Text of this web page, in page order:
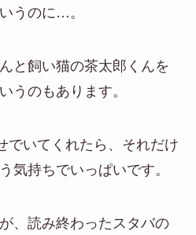
うのに…。
と飼い猫の茶太郎くんを
うのもあります。
でいてくれたら、それだけ
気持ちでいっぱいです。
、読み終わったスタバの